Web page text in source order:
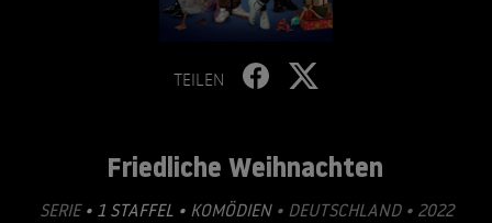
TEILEN
Friedliche Weihnachten
SERIE • 1 STAFFEL • KOMÖDIEN• DEUTSCHLAND • 2022